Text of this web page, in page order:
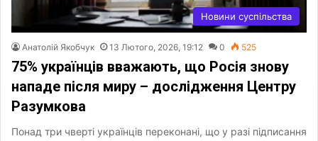
Новини суспільства
Анатолій Якобчук 13 Лютого, 2026, 19:12 0 525
75% українців вважають, що Росія знову
нападе після миру – дослідження Центру
Разумкова
Понад три чверті українців переконані, що у разі підписання